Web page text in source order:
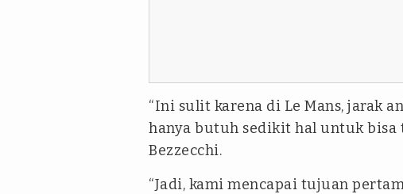
“Ini sulit karena di Le Mans, jarak
hanya butuh sedikit hal untuk bisa
Bezzecchi.
“Jadi, kami mencapai tujuan